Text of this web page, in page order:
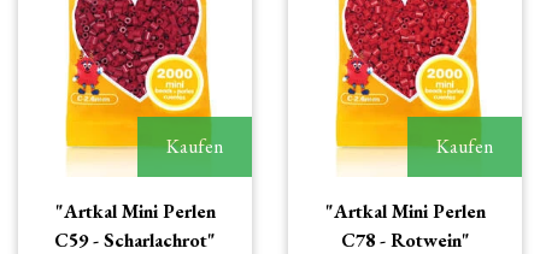
Kaufen
"Artkal Mini Perlen
C59 - Scharlachrot"
Kaufen
"Artkal Mini Perlen
C78 - Rotwein"